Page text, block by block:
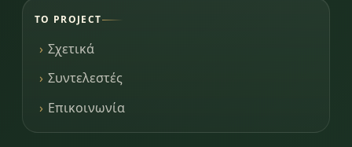
ΤΟ PROJECT
Σχετικά
Συντελεστές
Επικοινωνία